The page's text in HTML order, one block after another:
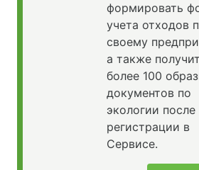
формировать
учета отходов
своему
а также
более 100
документов по
экологии после
регистрации в
Сервисе.